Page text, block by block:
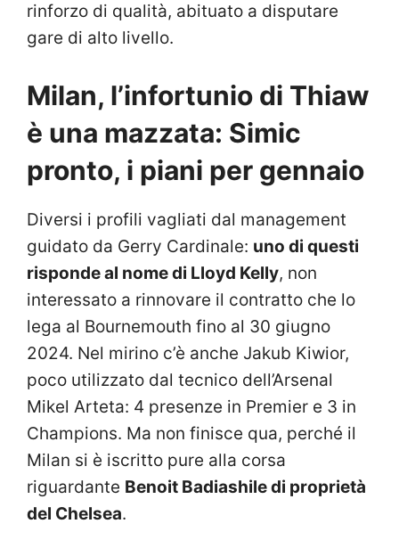
rinforzo di qualità, abituato a disputare
gare di alto livello.
Milan, l’infortunio di Thiaw
è una mazzata: Simic
pronto, i piani per gennaio
Diversi i profili vagliati dal management
guidato da Gerry Cardinale: uno di questi
risponde al nome di Lloyd Kelly, non
interessato a rinnovare il contratto che lo
lega al Bournemouth fino al 30 giugno
2024. Nel mirino c’è anche Jakub Kiwior,
poco utilizzato dal tecnico dell’Arsenal
Mikel Arteta: 4 presenze in Premier e 3 in
Champions. Ma non finisce qua, perché il
Milan si è iscritto pure alla corsa
riguardante Benoit Badiashile di proprietà
del Chelsea.